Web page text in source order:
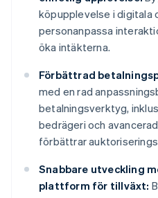
köpupplevelse i digitala
personanpassa
öka intäkterna.
Förbättrad
med en rad
betalningsverktyg,
bedrägeri och
förbättrar
Snabbare utveckling
plattform för tillväxt: